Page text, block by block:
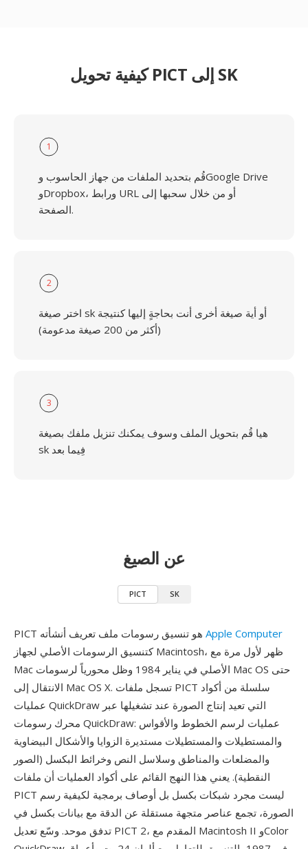
كيفية تحويل PICT إلى SK
1
قُم بتحديد الملفات من جهاز الحاسوب وGoogle Drive
وDropbox، ورابط URL أو من خلال سحبها إلى
الصفحة.
2
اختر صيغة sk أو أية صيغة أخرى أنت بحاجةٍ إليها كنتيجة
(أكثر من 200 صيغة مدعومة)
3
هيا قُم بتحويل الملف وسوف يمكنك تنزيل ملفك بصيغة
sk فِيما بعد
عن الصيغ
PICT SK
Apple Computer
كتنسيق الرسومات الأصلي لجهاز Macintosh، ظهر لأول مرة مع
Mac الأصلي في يناير 1984 وظل محورياً لرسومات Mac OS حتى
الانتقال إلى Mac OS X. تسجل ملفات PICT سلسلة من أكواد
عمليات QuickDraw التي تعيد إنتاج الصورة عند تشغيلها عبر
محرك رسومات QuickDraw: عمليات لرسم الخطوط والأقواس
والمستطيلات والمستطيلات مستديرة الزوايا والأشكال البيضاوية
والمضلعات والمناطق وسلاسل النص وخرائط البكسل (الصور
النقطية). يعني هذا النهج القائم على أكواد العمليات أن ملفات
PICT ليست مجرد شبكات بكسل بل أوصاف برمجية لكيفية رسم
الصورة، تجمع عناصر متجهة مستقلة عن الدقة مع بيانات بكسل في
تدفق موحد. وسّع تعديل PICT 2، المقدم مع Macintosh II وColor